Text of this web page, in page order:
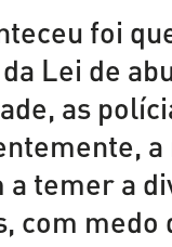
foi
Lei de
as
a
a temer a
com medo